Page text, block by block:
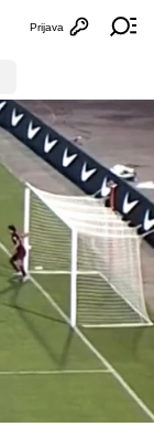
Otvori
Prijava